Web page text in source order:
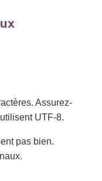
Assurez-
UTF-8.
pas bien.